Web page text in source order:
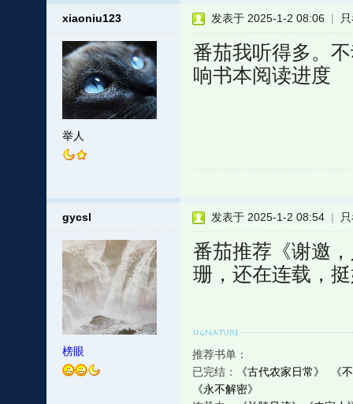
xiaoniu123
举人
发表于 2025-1-2 08:06 |
番茄我听得多。
响书本阅读进度
gycsl
榜眼
发表于 2025-1-2 08:54 |
番茄推荐《谢邀
珊，还在连载，
推荐书单：
已完结：
《古代农家日常》
《
《永不解密》